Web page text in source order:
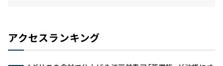
アクセスランキング